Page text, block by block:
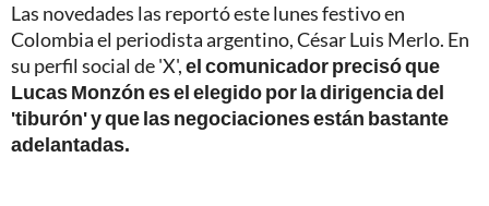
Las novedades las reportó este lunes festivo en
Colombia el periodista argentino, César Luis Merlo. En
su perfil social de 'X',el comunicador precisó que
Lucas Monzón es el elegido por la dirigencia del
'tiburón' y que las negociaciones están bastante
adelantadas.